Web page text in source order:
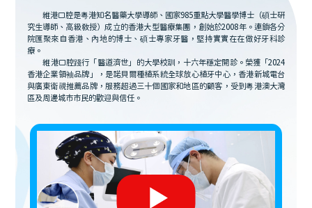
維港口腔是粵港知名醫藥大學導師、國家985重點大學醫學博士（碩士研
究生導師、高級教授）成立的香港大型醫療集團，創始於2008年。連鎖各分
院匯聚來自香港、內地的博士、碩士專家牙醫，堅持實實在在做好牙科診
療。
維港口腔踐行「醫道濟世」的大學校訓，十六年穩定開診。榮獲「2024
香港企業領袖品牌」，是諾貝爾種植系統全球放心植牙中心，香港新城電台
與廣東衛視推薦品牌，服務超過三十個國家和地區的顧客，受到粵港澳大灣
區及周邊城市市民的歡迎與信任。